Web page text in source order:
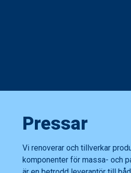
Pressar
Vi renoverar och tillverkar
komponenter för massa- och